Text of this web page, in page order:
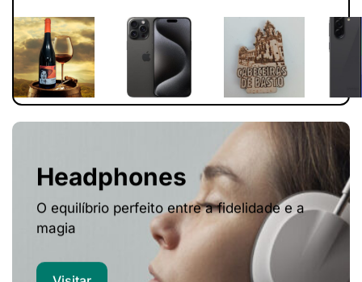
Headphones
O equilíbrio perfeito entre a fidelidade e a
magia